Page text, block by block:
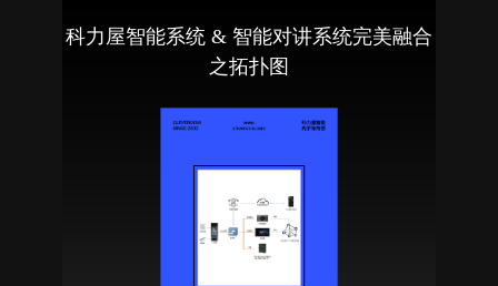
科力屋智能系统 & 智能对讲系统完美融合
之拓扑图